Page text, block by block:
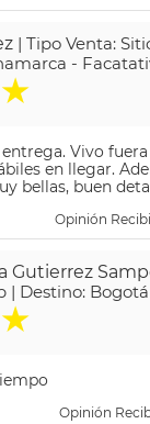
| Tipo Venta:
-
★
Vivo
en llegar.
bellas, buen
Opinión
Gutierrez
| Destino:
★
Opinión